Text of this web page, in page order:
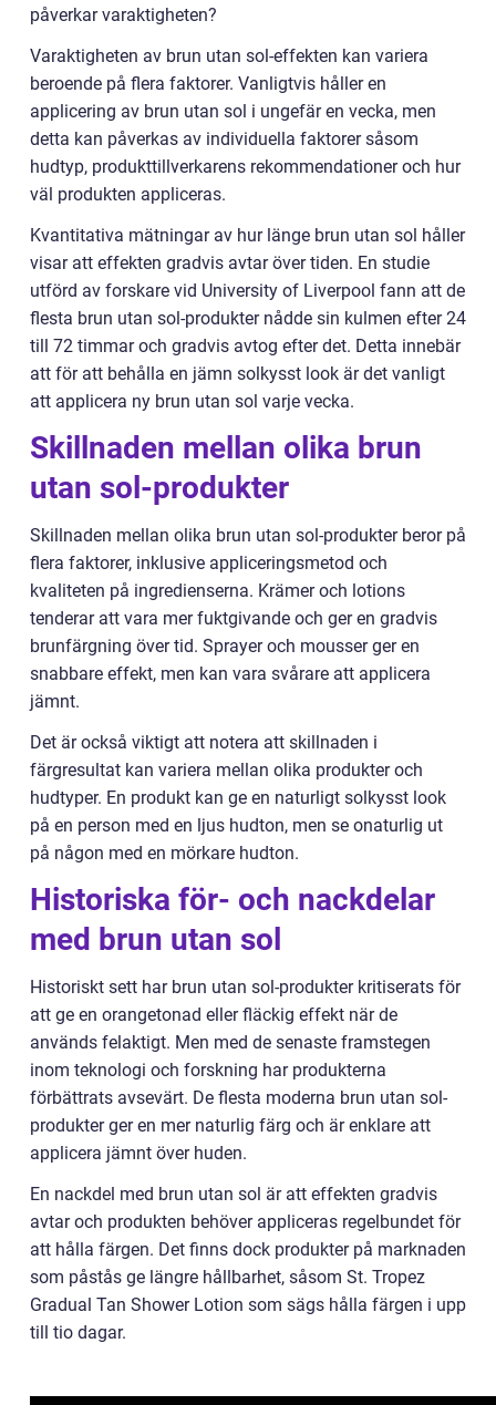
påverkar varaktigheten?
Varaktigheten av brun utan sol-effekten kan variera
beroende på flera faktorer. Vanligtvis håller en
applicering av brun utan sol i ungefär en vecka, men
detta kan påverkas av individuella faktorer såsom
hudtyp, produkttillverkarens rekommendationer och hur
väl produkten appliceras.
Kvantitativa mätningar av hur länge brun utan sol håller
visar att effekten gradvis avtar över tiden. En studie
utförd av forskare vid University of Liverpool fann att de
flesta brun utan sol-produkter nådde sin kulmen efter 24
till 72 timmar och gradvis avtog efter det. Detta innebär
att för att behålla en jämn solkysst look är det vanligt
att applicera ny brun utan sol varje vecka.
Skillnaden mellan olika brun
utan sol-produkter
Skillnaden mellan olika brun utan sol-produkter beror på
flera faktorer, inklusive appliceringsmetod och
kvaliteten på ingredienserna. Krämer och lotions
tenderar att vara mer fuktgivande och ger en gradvis
brunfärgning över tid. Sprayer och mousser ger en
snabbare effekt, men kan vara svårare att applicera
jämnt.
Det är också viktigt att notera att skillnaden i
färgresultat kan variera mellan olika produkter och
hudtyper. En produkt kan ge en naturligt solkysst look
på en person med en ljus hudton, men se onaturlig ut
på någon med en mörkare hudton.
Historiska för- och nackdelar
med brun utan sol
Historiskt sett har brun utan sol-produkter kritiserats för
att ge en orangetonad eller fläckig effekt när de
används felaktigt. Men med de senaste framstegen
inom teknologi och forskning har produkterna
förbättrats avsevärt. De flesta moderna brun utan sol-
produkter ger en mer naturlig färg och är enklare att
applicera jämnt över huden.
En nackdel med brun utan sol är att effekten gradvis
avtar och produkten behöver appliceras regelbundet för
att hålla färgen. Det finns dock produkter på marknaden
som påstås ge längre hållbarhet, såsom St. Tropez
Gradual Tan Shower Lotion som sägs hålla färgen i upp
till tio dagar.